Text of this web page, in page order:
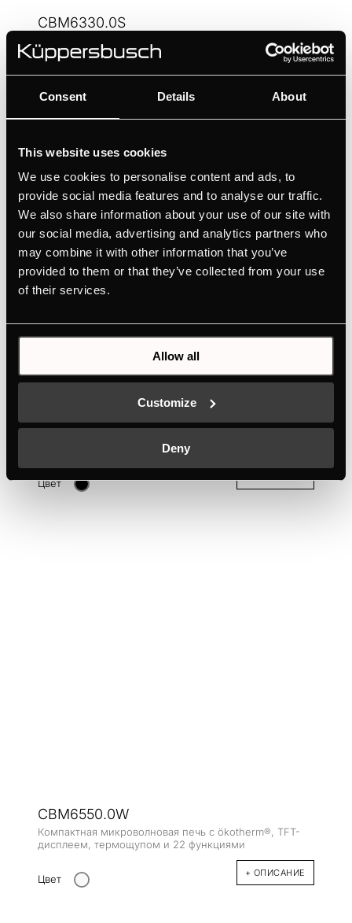
Consent Details About
This website uses cookies
We use cookies to personalise content and ads, to
provide social media features and to analyse our traffic.
We also share information about your use of our site with
our social media, advertising and analytics partners who
may combine it with other information that you’ve
provided to them or that they’ve collected from your use
of their services.
Allow all
Customize
Deny
CBM6330.0S
Компактная микроволновая печь с 11 функциями и
грилем
Цвет
CBM6550.0W
Компактная микроволновая печь с ökotherm®, TFT-
дисплеем, термощупом и 22 функциями
Цвет + ОПИСАНИЕ